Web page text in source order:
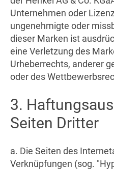
Unternehmen oder
ungenehmigte oder
dieser Marken ist
eine Verletzung des
Urheberrechts, anderer
oder des
3.
Seiten Dritter
a. Die Seiten des
Verknüpfungen (sog.